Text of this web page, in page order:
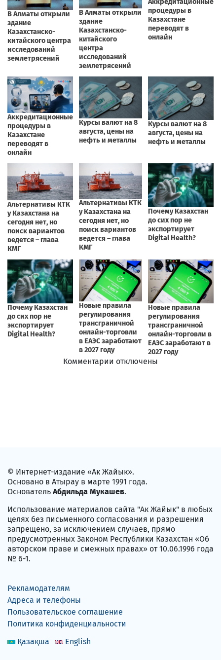
Комментарии отключены
© Интернет-издание «Ак Жайык».
Основано в Атырау в марте 1991 года.
Основатель Абдильда Мукашев.
Использование материалов сайта "Ак Жайык" в любых
целях без письменного согласования и разрешения
запрещено, за исключением случаев, прямо
предусмотренных Законом Республики Казахстан «Об
авторском праве и смежных правах» от 10.06.1996 года
№ 6-1.
Рекламодателям
Адреса и телефоны
Пользовательское соглашение
Политика конфиденциальности
Қазақша
English